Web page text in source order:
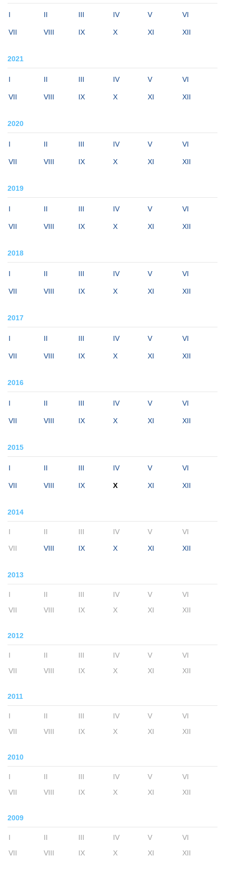
I II III IV V VI
VII VIII IX X XI XII
2021
I II III IV V VI
VII VIII IX X XI XII
2020
I II III IV V VI
VII VIII IX X XI XII
2019
I II III IV V VI
VII VIII IX X XI XII
2018
I II III IV V VI
VII VIII IX X XI XII
2017
I II III IV V VI
VII VIII IX X XI XII
2016
I II III IV V VI
VII VIII IX X XI XII
2015
I II III IV V VI
VII VIII IX X XI XII
2014
I II III IV V VI
VII VIII IX X XI XII
2013
I II III IV V
VI
VII
VIII IX X XI XII
2012
I II III IV V
VI
VII
VIII IX X XI XII
2011
I II III IV V
VI
VII
VIII IX X XI XII
2010
I II III IV V
VI
VII
VIII IX X XI XII
2009
I II III IV V
VI
VII
VIII IX X XI XII